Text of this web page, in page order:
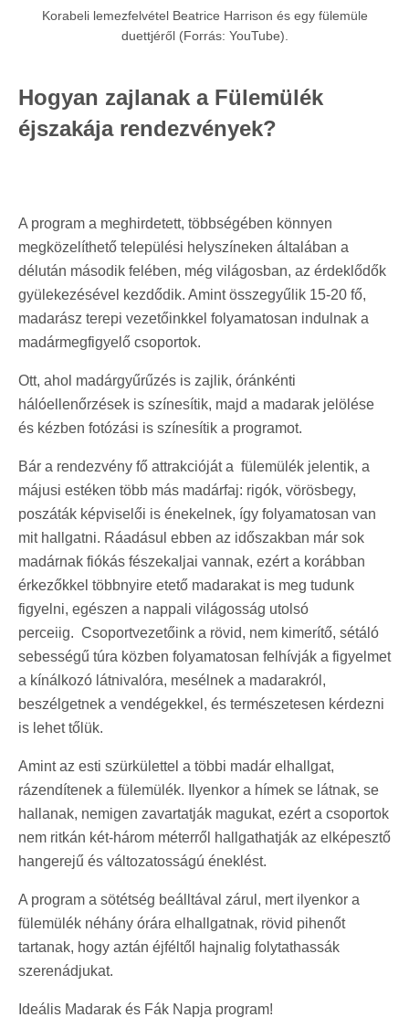
Korabeli lemezfelvétel Beatrice Harrison és egy fülemüle
duettjéről (Forrás: YouTube).
​Hogyan zajlanak a Fülemülék
éjszakája rendezvények?
A program a meghirdetett, többségében könnyen
megközelíthető települési helyszíneken általában a
délután második felében, még világosban, az érdeklődők
gyülekezésével kezdődik. Amint összegyűlik 15-20 fő,
madarász terepi vezetőinkkel folyamatosan indulnak a
madármegfigyelő csoportok.
Ott, ahol madárgyűrűzés is zajlik, óránkénti
hálóellenőrzések is színesítik, majd a madarak jelölése
és kézben fotózási is színesítik a programot.
Bár a rendezvény fő attrakcióját a fülemülék jelentik, a
májusi estéken több más madárfaj: rigók, vörösbegy,
poszáták képviselői is énekelnek, így folyamatosan van
mit hallgatni. Ráadásul ebben az időszakban már sok
madárnak fiókás fészekaljai vannak, ezért a korábban
érkezőkkel többnyire etető madarakat is meg tudunk
figyelni, egészen a nappali világosság utolsó
perceiig. Csoportvezetőink a rövid, nem kimerítő, sétáló
sebességű túra közben folyamatosan felhívják a figyelmet
a kínálkozó látnivalóra, mesélnek a madarakról,
beszélgetnek a vendégekkel, és természetesen kérdezni
is lehet tőlük.
Amint az esti szürkülettel a többi madár elhallgat,
rázendítenek a fülemülék. Ilyenkor a hímek se látnak, se
hallanak, nemigen zavartatják magukat, ezért a csoportok
nem ritkán két-három méterről hallgathatják az elképesztő
hangerejű és változatosságú éneklést.
A program a sötétség beálltával zárul, mert ilyenkor a
fülemülék néhány órára elhallgatnak, rövid pihenőt
tartanak, hogy aztán éjféltől hajnalig folytathassák
szerenádjukat.
Ideális Madarak és Fák Napja program!